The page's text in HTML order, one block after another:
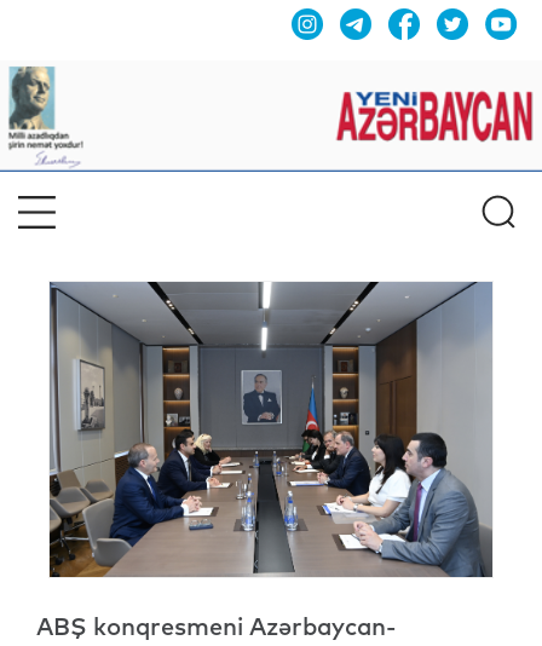
ABŞ konqresmeni Azərbaycan-